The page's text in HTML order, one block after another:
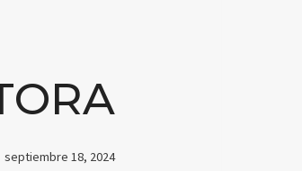
septiembre 18, 2024